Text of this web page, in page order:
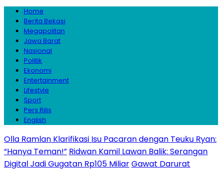
Home
Berita Bekasi
Megapolitan
Jawa Barat
Nasional
Politik
Ekonomi
Entertainment
Lifestyle
Sport
Pers Rilis
English
Olla Ramlan Klarifikasi Isu Pacaran dengan Teuku Ryan:
“Hanya Teman!” Ridwan Kamil Lawan Balik: Serangan
Digital Jadi Gugatan Rp105 MiliarGawat Darurat